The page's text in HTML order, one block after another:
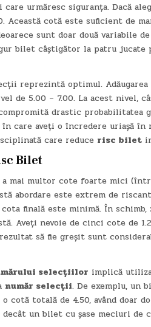
urmăresc siguranța. Dacă
Această cotă este suficient de
sunt doar două variabile
bilet câștigător la patru jucate
reprezintă optimul.
de 5.00 – 7.00. La acest nivel,
drastic probabilitatea
care aveți o încredere uriașă
care reduce risc bilet
Bilet
a mai multor cote foarte mici
abordare este extrem de
finală este minimă. În schimb,
Aveți nevoie de cinci cote de
să fie greșit sunt
selecțiilor implică
număr selecții. De exemplu, un
cotă totală de 4.50, având doar
un bilet cu șase meciuri de